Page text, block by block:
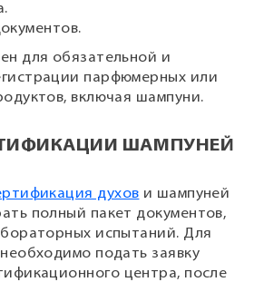
для обязательной и
парфюмерных или
включая шампуни.
ШАМПУНЕЙ
духов и шампуней
полный пакет документов,
испытаний. Для
подать заявку
центра, после